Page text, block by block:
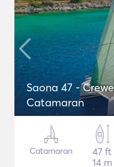
Saona 47 -
Catamaran
Catamaran
47 ft
14 m